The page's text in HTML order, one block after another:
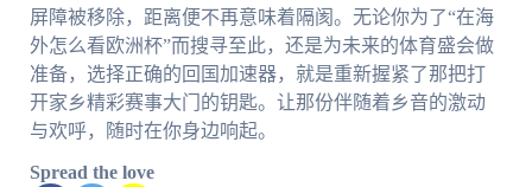
屏障被移除，距离便不再意味着隔阂。无论你为了“在海
外怎么看欧洲杯”而搜寻至此，还是为未来的体育盛会做
准备，选择正确的回国加速器，就是重新握紧了那把打
开家乡精彩赛事大门的钥匙。让那份伴随着乡音的激动
与欢呼，随时在你身边响起。
Spread the love